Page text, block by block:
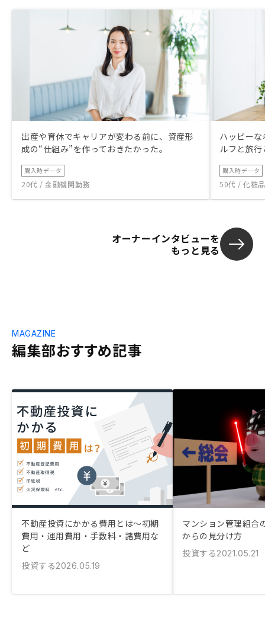
出産や育休でキャリアが変わる前に、資産形
成の“仕組み”を作っておきたかった。
購入時データ
20代 / 金融機関勤務
ハッピー
ルフと旅
購入時データ
50代 / 化粧
オーナーインタビューを
もっと見る
編集部おすすめ記事
MAGAZINE
不動産投資にかかる費用とは〜初期
費用・運用費用・手数料・諸費用な
ど
投資する2026.05.19
マンション管理組合
からの見分け方
投資する2021.05.21